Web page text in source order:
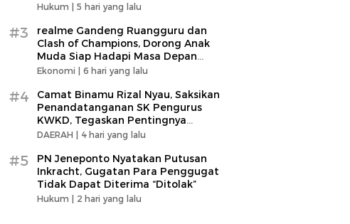
Hukum | 5 hari yang lalu
#3
realme Gandeng Ruangguru dan
Clash of Champions, Dorong Anak
Muda Siap Hadapi Masa Depan
dengan Teknologi AI
Ekonomi | 6 hari yang lalu
#4
Camat Binamu Rizal Nyau, Saksikan
Penandatanganan SK Pengurus
KWKD, Tegaskan Pentingnya
Kolaborasi Sosial
DAERAH | 4 hari yang lalu
#5
PN Jeneponto Nyatakan Putusan
Inkracht, Gugatan Para Penggugat
Tidak Dapat Diterima “Ditolak”
Hukum | 2 hari yang lalu